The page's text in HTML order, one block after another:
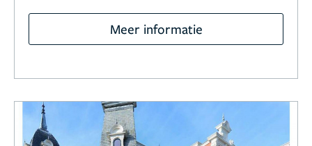
Meer informatie